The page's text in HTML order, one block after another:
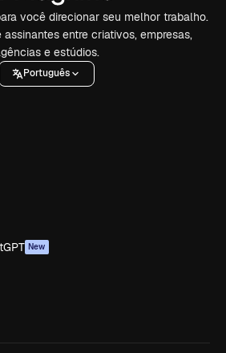
você direcionar seu melhor trabalho.
assinantes entre criativos, empresas,
e estúdios.
Português
New